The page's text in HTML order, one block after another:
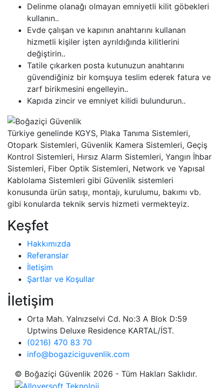
Delinme olanağı olmayan emniyetli kilit göbekleri
kullanın..
Evde çalışan ve kapının anahtarını kullanan
hizmetli kişiler işten ayrıldığında kilitlerini
değiştirin..
Tatile çıkarken posta kutunuzun anahtarını
güvendiğiniz bir komşuya teslim ederek fatura ve
zarf birikmesini engelleyin..
Kapıda zincir ve emniyet kilidi bulundurun..
Türkiye genelinde KGYS, Plaka Tanıma Sistemleri,
Otopark Sistemleri, Güvenlik Kamera Sistemleri, Geçiş
Kontrol Sistemleri, Hırsız Alarm Sistemleri, Yangın İhbar
Sistemleri, Fiber Optik Sistemleri, Network ve Yapısal
Kablolama Sistemleri gibi Güvenlik sistemleri
konusunda ürün satışı, montajı, kurulumu, bakımı vb.
gibi konularda teknik servis hizmeti vermekteyiz.
Keşfet
Hakkımızda
Referanslar
İletişim
Şartlar ve Koşullar
İletişim
Orta Mah. Yalnızselvi Cd. No:3 A Blok D:59
Uptwins Deluxe Residence KARTAL/İST.
(0216) 470 83 70
info@bogaziciguvenlik.com
© Boğaziçi Güvenlik 2026 - Tüm Hakları Saklıdır.